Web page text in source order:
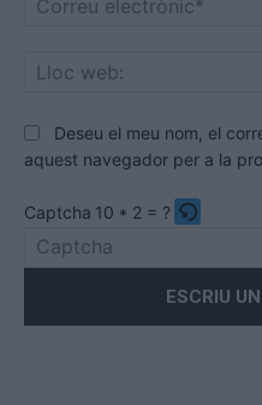
Deseu el meu nom, el
aquest navegador per a la
Captcha 10 * 2 = ?
the